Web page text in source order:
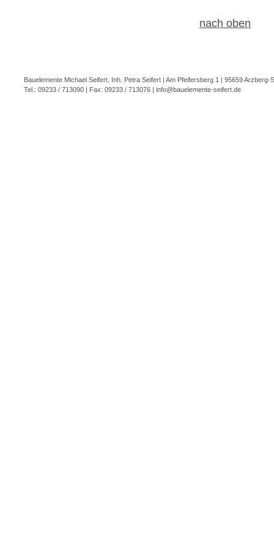
nach oben
Bauelemente Michael Seifert, Inh. Petra Seifert | Am Pfeifersberg 1 | 95659 Arzberg-
Tel.: 09233 / 713090 | Fax: 09233 / 713076 | info@bauelemente-seifert.de